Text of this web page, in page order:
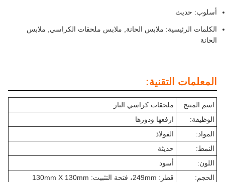
أسلوب: حديث
الكلمات الرئيسية: ملابس الحانة, ملابس ملحقات الكراسي, ملابس
الحانة
المعلمات التقنية:
اسم المنتج
ملحقات كراسي البار
الوظيفة:
ارفعها ودورها
المواد:
الفولاذ
النمط:
حديثة
اللون:
أسود
الحجم:
قطر: 249mm، فتحة التثبيت: 130mm X 130mm